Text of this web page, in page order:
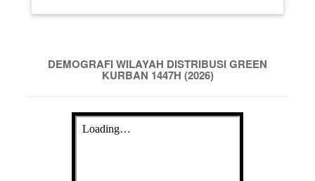
DEMOGRAFI WILAYAH DISTRIBUSI GREEN
KURBAN 1447H (2026)